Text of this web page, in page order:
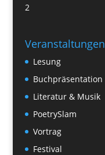
2
Veranstaltungen
Lesung
Buchpräsentation
Literatur & Musik
PoetrySlam
Vortrag
Festival